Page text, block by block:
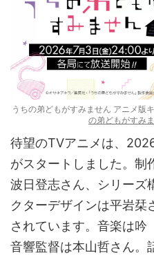
うちの弟どもがすみません アニメ版
の弟どもがすみ
待望のTVアニメは、
がスタートしました。
波日登志さん、シリーズ
クターデザインは平岩栞
されています。音楽は吟
音響監督は本山哲さん。